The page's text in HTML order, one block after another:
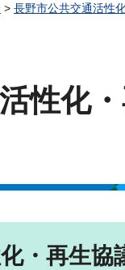
> 長野市公共交通活性
性化
・再生協